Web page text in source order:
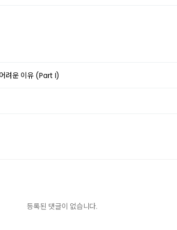
려운 이유 (Part I)
등록된 댓글이 없습니다.